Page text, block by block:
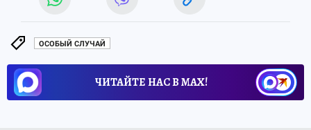
ОСОБЫЙ СЛУЧАЙ
ЧИТАЙТЕ НАС В МАХ!